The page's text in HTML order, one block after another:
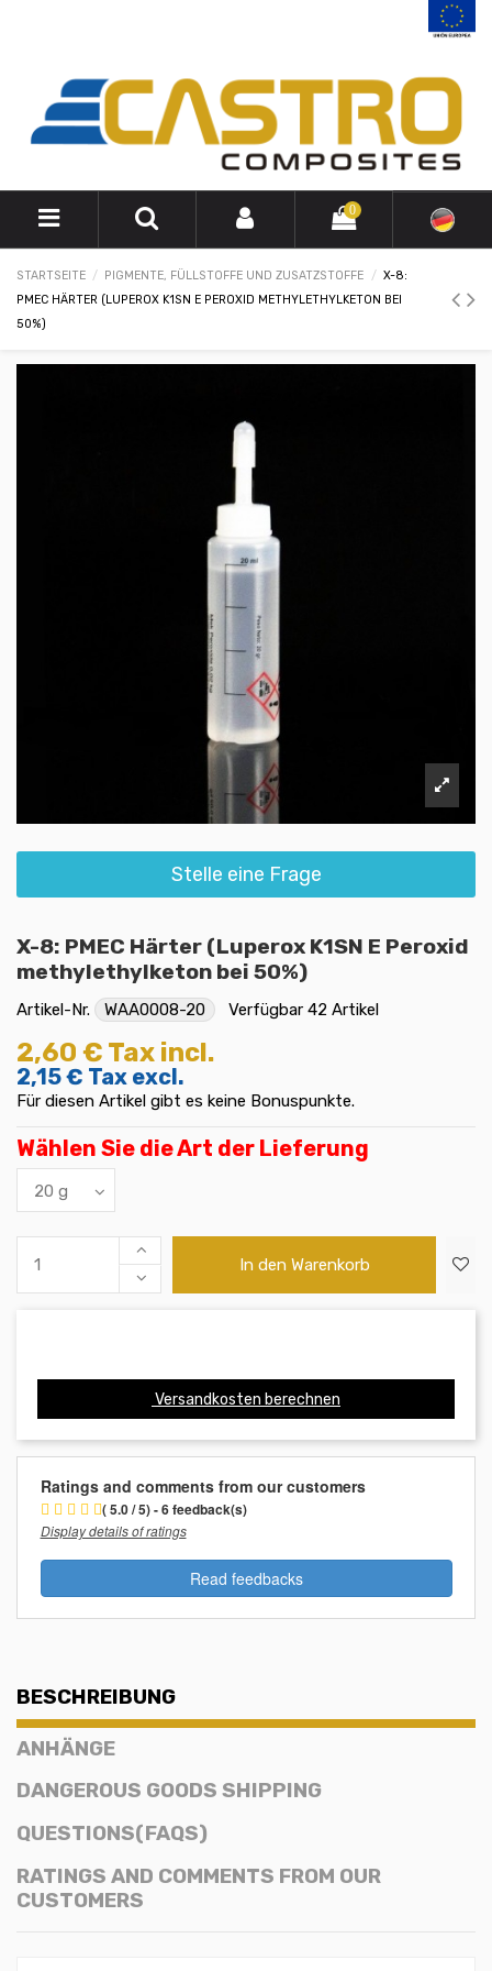
0
STARTSEITE PIGMENTE, FÜLLSTOFFE UND ZUSATZSTOFFE
X-8:
PMEC HÄRTER (LUPEROX K1SN E PEROXID METHYLETHYLKETON BEI
50%)
Stelle eine Frage
X-8: PMEC Härter (Luperox K1SN E Peroxid
methylethylketon bei 50%)
Artikel-Nr. WAA0008-20 Verfügbar 42 Artikel
2,60 € Tax incl.
2,15 € Tax excl.
Für diesen Artikel gibt es keine Bonuspunkte.
Wählen Sie die Art der Lieferung
In den Warenkorb
Versandkosten berechnen
Ratings and comments from our customers
( 5.0 / 5) - 6 feedback(s)
Display details of ratings
Read feedbacks
BESCHREIBUNG
ANHÄNGE
DANGEROUS GOODS SHIPPING
QUESTIONS(FAQS)
RATINGS AND COMMENTS FROM OUR
CUSTOMERS